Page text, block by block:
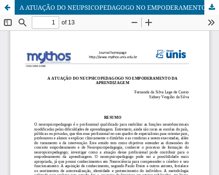
A ATUAÇÃO DO NEUPSICOPEDAGOGO NO EMPODERAMENTO DA APRENDIZAGEM